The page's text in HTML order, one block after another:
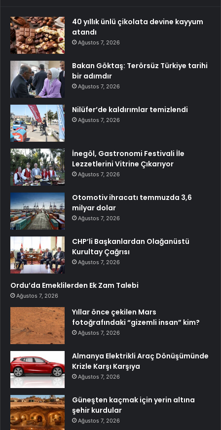
40 yıllık ünlü çikolata devine kayyum
atandı
Ağustos 7, 2026
Bakan Göktaş: Terörsüz Türkiye tarihi
bir adımdır
Ağustos 7, 2026
Nilüfer’de kaldırımlar temizlendi
Ağustos 7, 2026
İnegöl, Gastronomi Festivali İle
Lezzetlerini Vitrine Çıkarıyor
Ağustos 7, 2026
Otomotiv ihracatı temmuzda 3,6
milyar dolar
Ağustos 7, 2026
CHP’li Başkanlardan Olağanüstü
Kurultay Çağrısı
Ağustos 7, 2026
Ordu’da Emeklilerden Ek Zam Talebi
Ağustos 7, 2026
Yıllar önce çekilen Mars
fotoğrafındaki “gizemli insan” kim?
Ağustos 7, 2026
Almanya Elektrikli Araç Dönüşümünde
Krizle Karşı Karşıya
Ağustos 7, 2026
Güneşten kaçmak için yerin altına
şehir kurdular
Ağustos 7, 2026